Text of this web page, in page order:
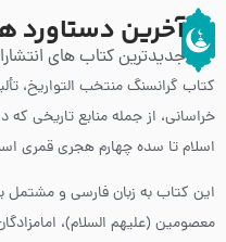
آخرین دستاورد
جدیدترین کتاب های
کتاب گرانسنگ منتخب التواريخ،
خراسانی، از جمله منابع تاریخی که
اسلام تا سده چهارم هجری قمری
این کتاب به زبان فارسی و مشتمل
معصومین (علیهم السلام)،